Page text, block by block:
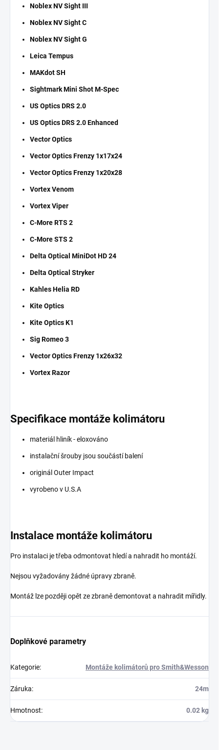
Noblex NV Sight III
Noblex NV Sight C
Noblex NV Sight G
Leica Tempus
MAKdot SH
Sightmark Mini Shot M-Spec
US Optics DRS 2.0
US Optics DRS 2.0 Enhanced
Vector Optics
Vector Optics Frenzy 1x17x24
Vector Optics Frenzy 1x20x28
Vortex Venom
Vortex Viper
C-More RTS 2
C-More STS 2
Delta Optical MiniDot HD 24
Delta Optical Stryker
Kahles Helia RD
Kite Optics
Kite Optics K1
Sig Romeo 3
Vector Optics Frenzy 1x26x32
Vortex Razor
Specifikace montáže kolimátoru
materiál hliník - eloxováno
instalační šrouby jsou součástí balení
originál Outer Impact
vyrobeno v U.S.A
Instalace montáže kolimátoru
Pro instalaci je třeba odmontovat hledí a nahradit ho montáží.
Nejsou vyžadovány žádné úpravy zbraně.
Montáž lze později opět ze zbraně demontovat a nahradit mířidly.
Doplňkové parametry
Kategorie: Montáže kolimátorů pro Smith&Wesson
Záruka: 24m
Hmotnost: 0.02 kg